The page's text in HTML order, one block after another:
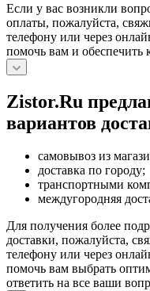
Если у вас возникли
оплаты, пожалуйста,
телефону или через
помочь вам и обеспечить
Zistor.Ru
вариантов
самовывоз из
доставка по городу;
транспортными
междугородняя
Для получения более
доставки, пожалуйста,
телефону или через
помочь вам выбрать
ответить на все ваши